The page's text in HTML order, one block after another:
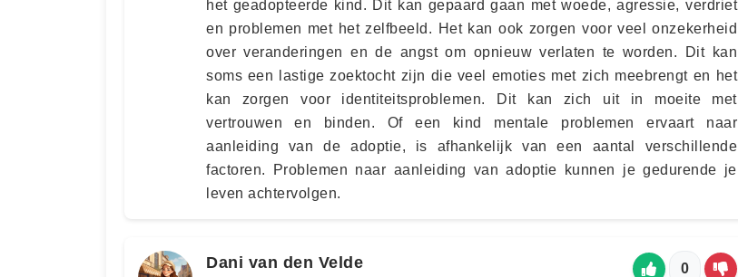
het geadopteerde kind. Dit kan gepaard gaan met woede, agressie, verdriet
en problemen met het zelfbeeld. Het kan ook zorgen voor veel onzekerheid
over veranderingen en de angst om opnieuw verlaten te worden. Dit kan
soms een lastige zoektocht zijn die veel emoties met zich meebrengt en het
kan zorgen voor identiteitsproblemen. Dit kan zich uit in moeite met
vertrouwen en binden. Of een kind mentale problemen ervaart naar
aanleiding van de adoptie, is afhankelijk van een aantal verschillende
factoren. Problemen naar aanleiding van adoptie kunnen je gedurende je
leven achtervolgen.
Dani van den Velde 0